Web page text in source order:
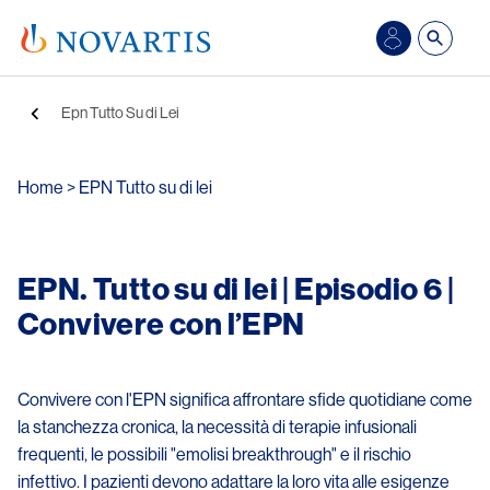
Briciole di pane
Epn Tutto Su di Lei
Home > EPN Tutto su di lei
EPN. Tutto su di lei | Episodio 6 |
Convivere con l’EPN
Convivere con l'EPN significa affrontare sfide quotidiane come
la stanchezza cronica, la necessità di terapie infusionali
frequenti, le possibili "emolisi breakthrough" e il rischio
infettivo. I pazienti devono adattare la loro vita alle esigenze